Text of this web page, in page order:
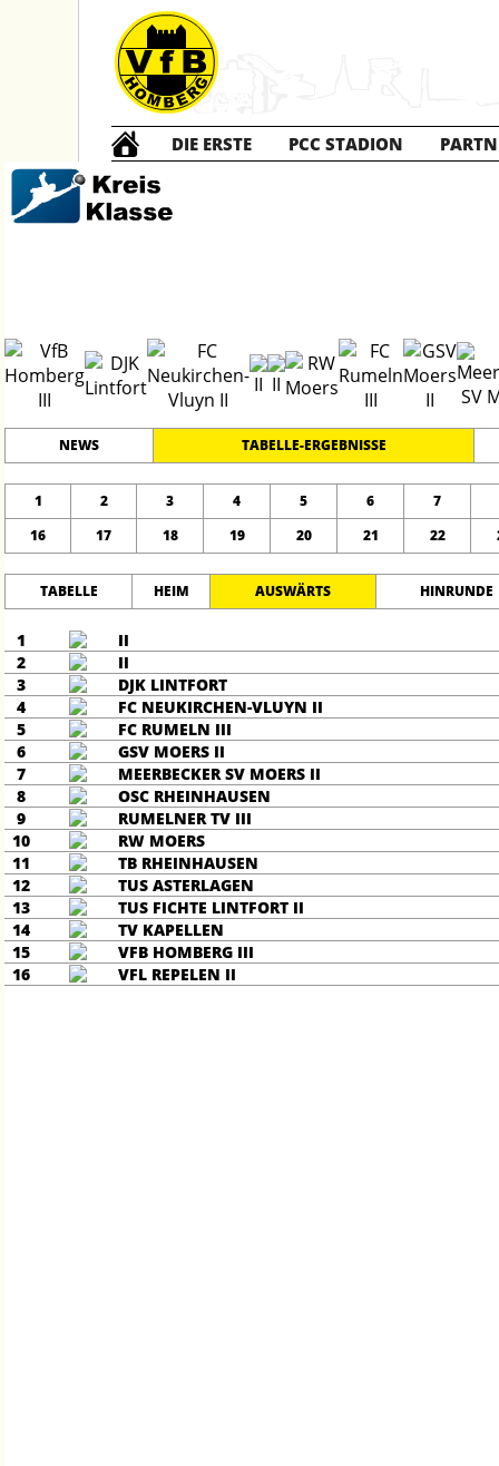
DIE ERSTE PCC STADION
NEWS TABELLE-ERGEBNISSE
1 2 3 4 5 6
7
16
17 18 19 20 21 22
TABELLE HEIM AUSWÄRTS HINRUNDE
1
II
2
II
3
DJK LINTFORT
4
FC NEUKIRCHEN-VLUYN II
5
FC RUMELN III
6
GSV MOERS II
7
MEERBECKER SV MOERS II
8
OSC RHEINHAUSEN
9
RUMELNER TV III
10
RW MOERS
11
TB RHEINHAUSEN
12
TUS ASTERLAGEN
13
TUS FICHTE LINTFORT II
14
TV KAPELLEN
15
VFB HOMBERG III
16
VFL REPELEN II